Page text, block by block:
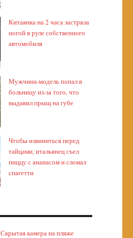
Китаянка на 2 часа застряла
ногой в руле собственного
автомобиля
Мужчина-модель попал в
больницу из-за того, что
выдавил прыщ на губе
Чтобы извиниться перед
тайцами, итальянец съел
пиццу с ананасом и сломал
спагетти
Скрытая камера на пляже